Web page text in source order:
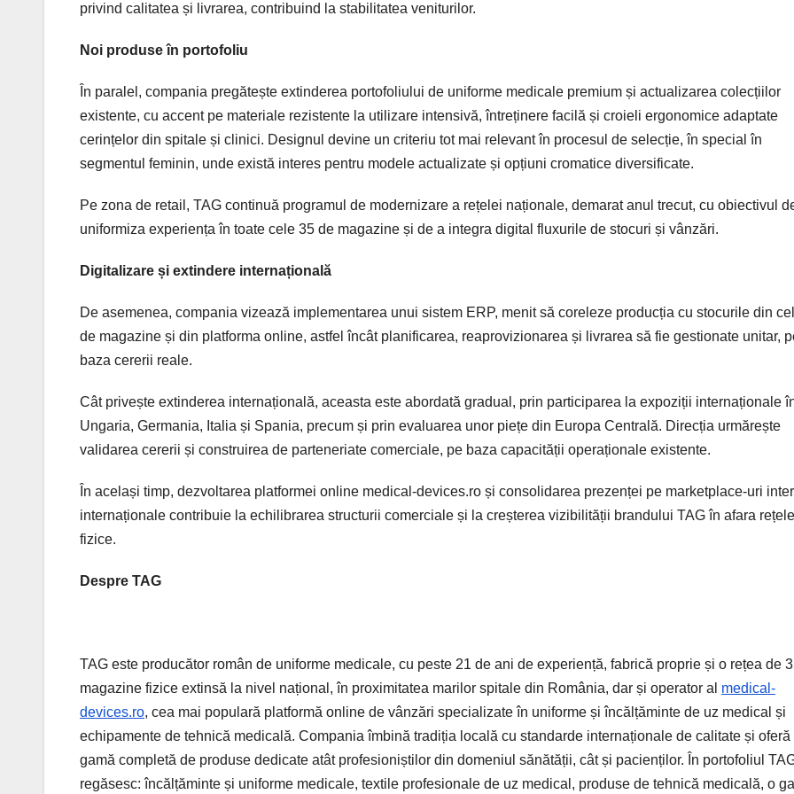
privind calitatea și livrarea, contribuind la stabilitatea veniturilor.
Noi produse în portofoliu
În paralel, compania pregătește extinderea portofoliului de uniforme medicale premium și actualizarea colecțiilor
existente, cu accent pe materiale rezistente la utilizare intensivă, întreținere facilă și croieli ergonomice adaptate
cerințelor din spitale și clinici. Designul devine un criteriu tot mai relevant în procesul de selecție, în special în
segmentul feminin, unde există interes pentru modele actualizate și opțiuni cromatice diversificate.
Pe zona de retail, TAG continuă programul de modernizare a rețelei naționale, demarat anul trecut, cu obiectivul
uniformiza experiența în toate cele 35 de magazine și de a integra digital fluxurile de stocuri și vânzări.
Digitalizare și extindere internațională
De asemenea, compania vizează implementarea unui sistem ERP, menit să coreleze producția cu stocurile din
de magazine și din platforma online, astfel încât planificarea, reaprovizionarea și livrarea să fie gestionate unitar,
baza cererii reale.
Cât privește extinderea internațională, aceasta este abordată gradual, prin participarea la expoziții internaționale
Ungaria, Germania, Italia și Spania, precum și prin evaluarea unor piețe din Europa Centrală. Direcția urmărește
validarea cererii și construirea de parteneriate comerciale, pe baza capacității operaționale existente.
În același timp, dezvoltarea platformei online medical-devices.ro și consolidarea prezenței pe marketplace-uri
internaționale contribuie la echilibrarea structurii comerciale și la creșterea vizibilității brandului TAG în afara
fizice.
Despre TAG
TAG este producător român de uniforme medicale, cu peste 21 de ani de experiență, fabrică proprie și o rețea de
magazine fizice extinsă la nivel național, în proximitatea marilor spitale din România, dar și operator al medical-
devices.ro, cea mai populară platformă online de vânzări specializate în uniforme și încălțăminte de uz medical și
echipamente de tehnică medicală. Compania îmbină tradiția locală cu standarde internaționale de calitate și oferă
gamă completă de produse dedicate atât profesioniștilor din domeniul sănătății, cât și pacienților. În portofoliul
regăsesc: încălțăminte și uniforme medicale, textile profesionale de uz medical, produse de tehnică medicală, o